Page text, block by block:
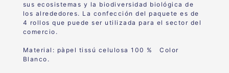
sus ecosistemas y la biodiversidad biológica de
los alrededores. La confección del paquete es de
4 rollos que puede ser utilizada para el sector del
comercio.
Material: pàpel tissú celulosa 100 % Color
Blanco.